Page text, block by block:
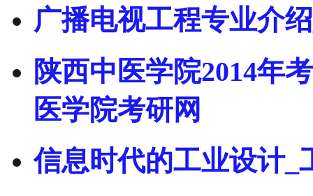
广播电视工程专业介
陕西中医学院2014年
医学院考研网
信息时代的工业设计_